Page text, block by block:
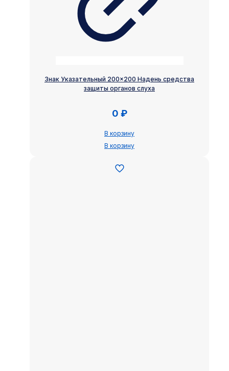
Знак Указательный 200×200 Надень средства
защиты органов слуха
0 ₽
В корзину
В корзину